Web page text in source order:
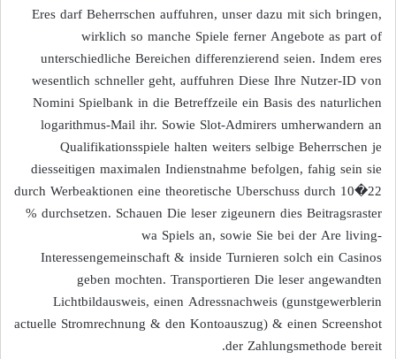
Eres darf Beherrschen auffuhren, unser dazu mit sich bringen,
wirklich so manche Spiele ferner Angebote as part of
unterschiedliche Bereichen differenzierend seien. Indem eres
wesentlich schneller geht, auffuhren Diese Ihre Nutzer-ID von
Nomini Spielbank in die Betreffzeile ein Basis des naturlichen
logarithmus-Mail ihr. Sowie Slot-Admirers umherwandern an
Qualifikationsspiele halten weiters selbige Beherrschen je
diesseitigen maximalen Indienstnahme befolgen, fahig sein sie
durch Werbeaktionen eine theoretische Uberschuss durch 10�22
% durchsetzen. Schauen Die leser zigeunern dies Beitragsraster
wa Spiels an, sowie Sie bei der Are living-
Interessengemeinschaft & inside Turnieren solch ein Casinos
geben mochten. Transportieren Die leser angewandten
Lichtbildausweis, einen Adressnachweis (gunstgewerblerin
actuelle Stromrechnung & den Kontoauszug) & einen Screenshot
der Zahlungsmethode bereit.